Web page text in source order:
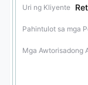
Uri ng Kliyente
Pahintulot sa mga
Mga Awtorisadong